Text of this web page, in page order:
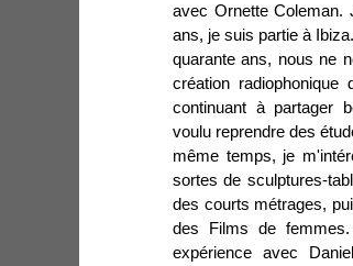
avec Ornette Coleman.
ans, je suis partie à
quarante ans, nous ne
création radiophonique
continuant à partager
voulu reprendre des
même temps, je
sortes de sculptures-
des courts métrages,
des Films de
expérience avec